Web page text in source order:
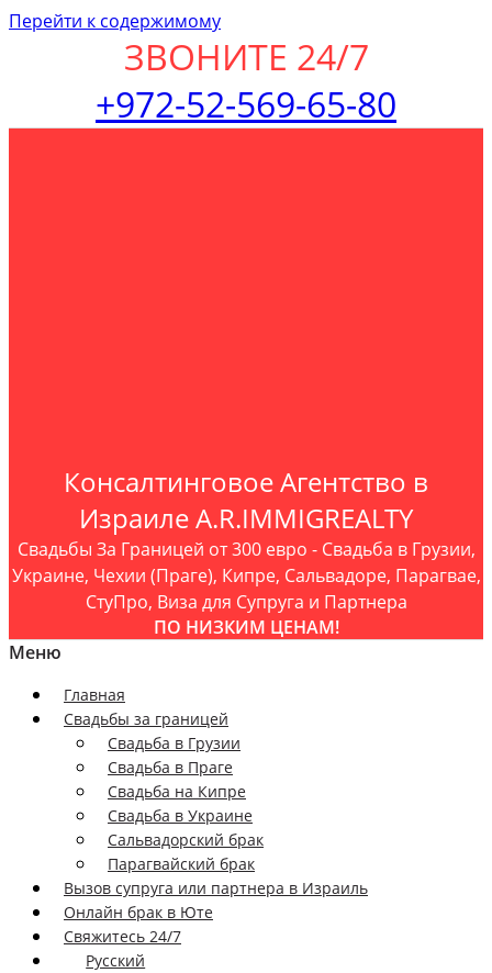
Перейти к содержимому
ЗВОНИТЕ 24/7
+972-52-569-65-80
Консалтинговое Агентство в
Израиле A.R.IMMIGREALTY
Свадьбы За Границей от 300 евро - Свадьба в Грузии,
Украине, Чехии (Праге), Кипре, Сальвадоре, Парагвае,
СтуПро, Виза для Супруга и Партнера
ПО НИЗКИМ ЦЕНАМ!
Меню
Главная
Свадьбы за границей
Свадьба в Грузии
Свадьба в Праге
Свадьба на Кипре
Свадьба в Украине
Сальвадорский брак
Парагвайский брак
Вызов супруга или партнера в Израиль
Онлайн брак в Юте
Свяжитесь 24/7
Русский